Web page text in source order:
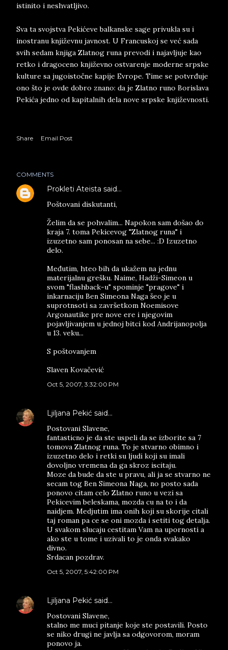
istinito i neshvatljivo.
Sva ta svojstva Pekićeve balkanske sage privukla su i
inostranu književnu javnost. U Francuskoj se već sada
svih sedam knjiga Zlatnog runa prevodi i najavljuje kao
retko i dragoceno književno ostvarenje moderne srpske
kulture sa jugoistočne kapije Evrope. Time se potvrđuje
ono što je ovde dobro znano: da je Zlatno runo Borislava
Pekića jedno od kapitalnih dela nove srpske književnosti.
Share Email Post
COMMENTS
Prokleti Ateista said…
Poštovani diskutanti,
Želim da se pohvalim... Napokon sam došao do
kraja 7. toma Pekicevog "Zlatnog runa" i
izuzetno sam ponosan na sebe... :D Izuzetno
delo.
Međutim, hteo bih da ukažem na jednu
materijalnu grešku. Naime, Hadži-Simeon u
svom "flashback-u" spominje "pragove" i
inkarnaciju Ben Simeona Naga šeo je u
suprotnsoti sa završetkom Noemisove
Argonautike pre nove ere i njegovim
pojavljivanjem u jednoj bitci kod Andrijanopolja
u 13. veku...
S poštovanjem
Slaven Kovačević
Oct 5, 2007, 3:32:00 PM
Ljiljana Pekić said…
Postovani Slavene,
fantasticno je da ste uspeli da se izborite sa 7
tomova Zlatnog runa. To je stvarno obimno i
izuzetno delo i retki su ljudi koji su imali
dovoljno vremena da ga skroz iscitaju.
Moze da bude da ste u pravu, ali ja se stvarno ne
secam tog Ben Simeona Naga, no posto sada
ponovo citam celo Zlatno runo u vezi sa
Pekicevim beleskama, mozda cu na to i da
naidjem. Medjutim ima onih koji su skorije citali
taj roman pa ce se oni mozda i setiti tog detalja.
U svakom slucaju cestitam Vam na upornosti a
ako ste u tome i uzivali to je onda svakako
divno.
Srdacan pozdrav.
Oct 5, 2007, 5:42:00 PM
Ljiljana Pekić said…
Postovani Slavene,
stalno me muci pitanje koje ste postavili. Posto
se niko drugi ne javlja sa odgovorom, moram
ponovo ja.